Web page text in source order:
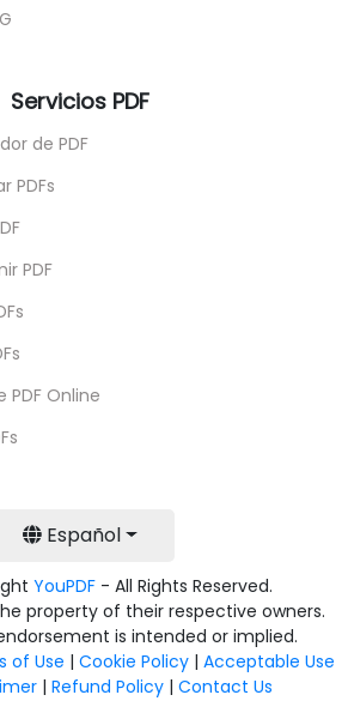
Servicios PDF
de PDF
PDFs
PDF
PDF Online
Español
YouPDF - All Rights Reserved.
property of their respective owners.
is intended or implied.
of Use | Cookie Policy| Acceptable Use
| Refund Policy | Contact Us